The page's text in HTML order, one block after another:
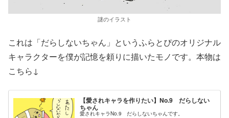
謎のイラスト
これは「だらしないちゃん」というふらとぴのオリジナル
キャラクターを僕が記憶を頼りに描いたモノです。本物は
こちら↓
【愛されキャラを作りたい】No.9 だらしない
ちゃん
愛されキャラNo.9 だらしないちゃんです。